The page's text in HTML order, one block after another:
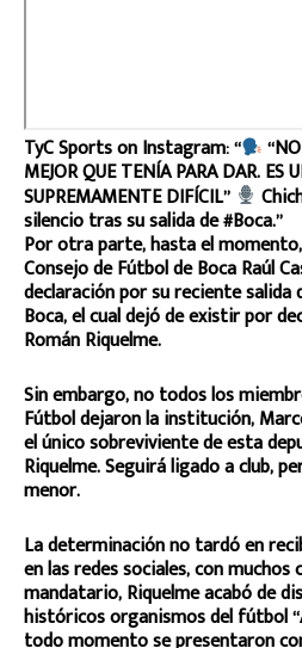
TyC Sports on Instagram: “
MEJOR QUE TENÍA PARA DAR. ES
SUPREMAMENTE DIFÍCIL”
silencio tras su salida de #Boca.”
Por otra parte, hasta el
Consejo de Fútbol de Boca Raúl
declaración por su reciente salida
Boca, el cual dejó de existir por
Román Riquelme.
Sin embargo, no todos los
Fútbol dejaron la institución,
el único sobreviviente de esta
Riquelme. Seguirá ligado a club,
menor.
La determinación no tardó en
en las redes sociales, con
mandatario, Riquelme acabó de
históricos organismos del fútbol
todo momento se presentaron